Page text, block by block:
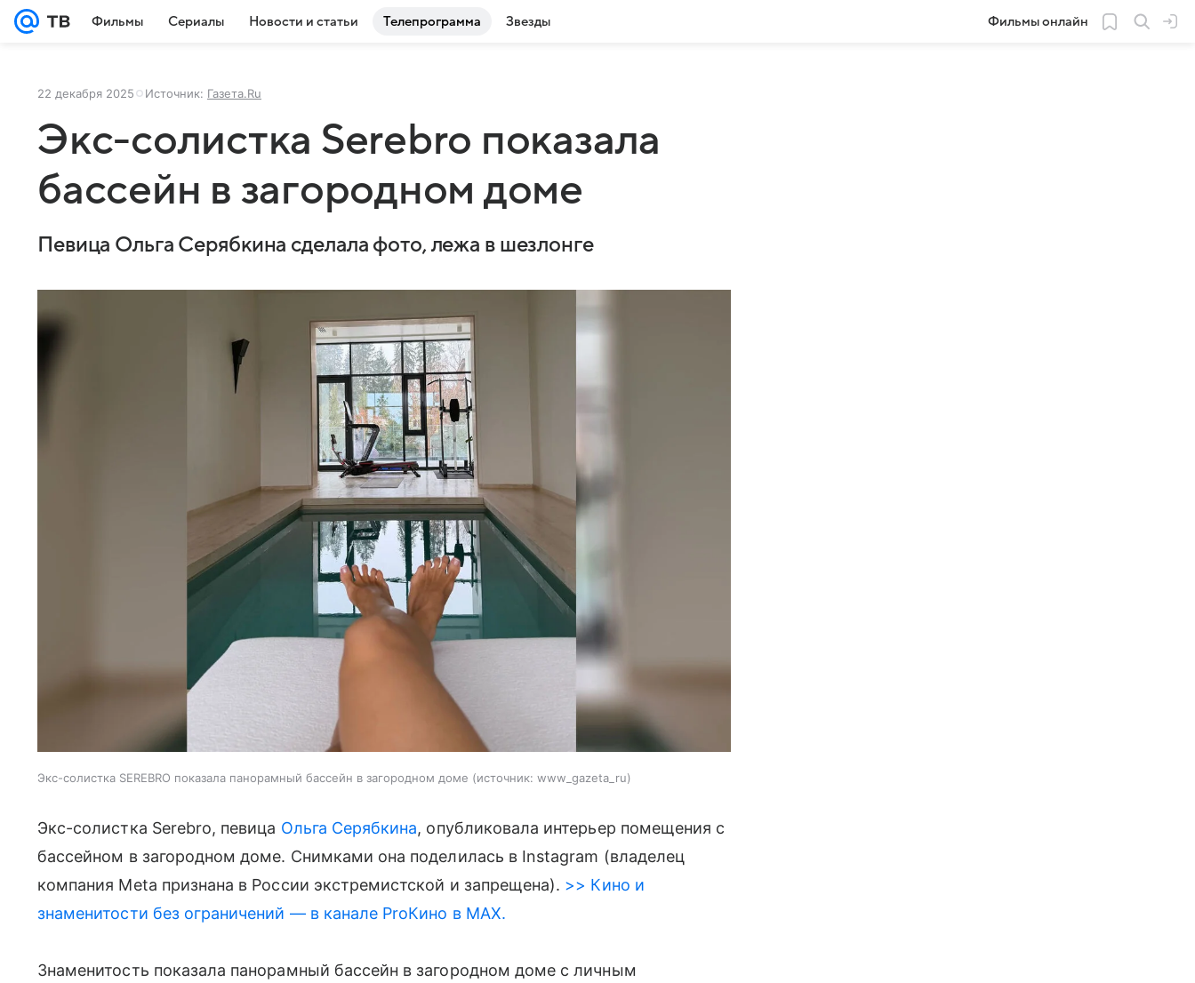
Фильмы Сериалы Новости и статьи Телепрограмма Звезды Фильмы онлайн
22 декабря 2025 Источник: Газета.Ru
Экс-солистка Serebro показала
бассейн в загородном доме
Певица Ольга Серябкина сделала фото, лежа в шезлонге
Экс-солистка SEREBRO показала панорамный бассейн в загородном доме источник: www_gazeta_ru
Экс-солистка Serebro, певица Ольга Серябкина, опубликовала интерьер помещения с
бассейном в загородном доме. Снимками она поделилась в Instagram (владелец
компания Meta признана в России экстремистской и запрещена). >> Кино и
знаменитости без ограничений — в канале ProКино в MAX.
Знаменитость показала панорамный бассейн в загородном доме с личным